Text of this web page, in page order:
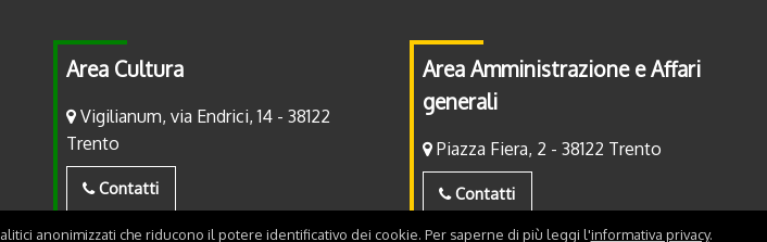
Area Cultura
Vigilianum, via Endrici, 14 - 38122
Trento
Contatti
Area Amministrazione e Affari
generali
Piazza Fiera, 2 - 38122 Trento
Contatti
anonimizzati che riducono il potere identificativo dei cookie. Per saperne di più leggi l'informativa privacy.